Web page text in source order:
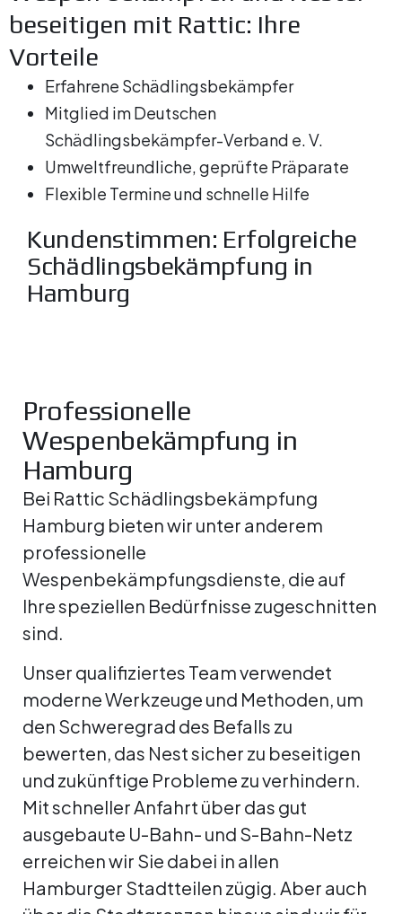
beseitigen mit Rattic: Ihre
Vorteile
Erfahrene Schädlingsbekämpfer
Mitglied im Deutschen
Schädlingsbekämpfer-Verband e. V.
Umweltfreundliche, geprüfte Präparate
Flexible Termine und schnelle Hilfe
Kundenstimmen: Erfolgreiche
Schädlingsbekämpfung in
Hamburg
Professionelle
Wespenbekämpfung in
Hamburg
Bei Rattic Schädlingsbekämpfung
Hamburg bieten wir unter anderem
professionelle
Wespenbekämpfungsdienste, die auf
Ihre speziellen Bedürfnisse zugeschnitten
sind.
Unser qualifiziertes Team verwendet
moderne Werkzeuge und Methoden, um
den Schweregrad des Befalls zu
bewerten, das Nest sicher zu beseitigen
und zukünftige Probleme zu verhindern.
Mit schneller Anfahrt über das gut
ausgebaute U-Bahn- und S-Bahn-Netz
erreichen wir Sie dabei in allen
Hamburger Stadtteilen zügig. Aber auch